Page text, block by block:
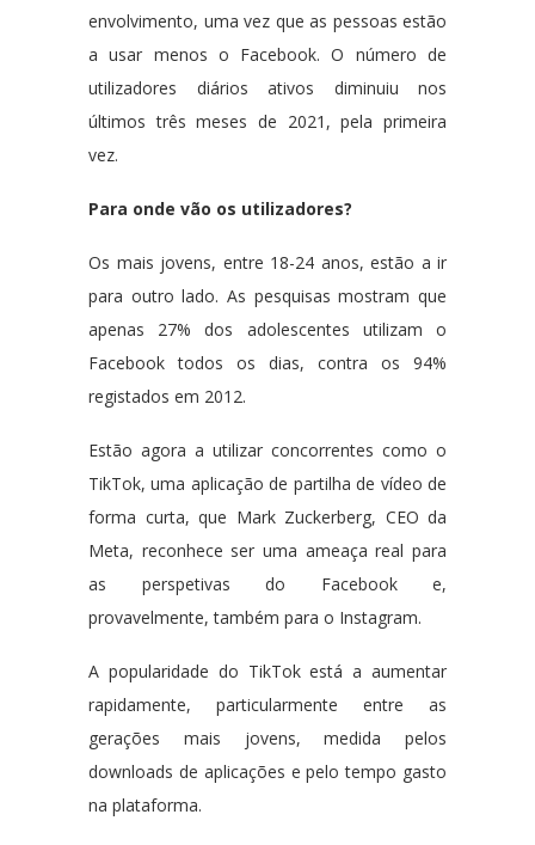
envolvimento, uma vez que as pessoas estão
a usar menos o Facebook. O número de
utilizadores diários ativos diminuiu nos
últimos três meses de 2021, pela primeira
vez.
Para onde vão os utilizadores?
Os mais jovens, entre 18-24 anos, estão a ir
para outro lado. As pesquisas mostram que
apenas 27% dos adolescentes utilizam o
Facebook todos os dias, contra os 94%
registados em 2012.
Estão agora a utilizar concorrentes como o
TikTok, uma aplicação de partilha de vídeo de
forma curta, que Mark Zuckerberg, CEO da
Meta, reconhece ser uma ameaça real para
as perspetivas do Facebook e,
provavelmente, também para o Instagram.
A popularidade do TikTok está a aumentar
rapidamente, particularmente entre as
gerações mais jovens, medida pelos
downloads de aplicações e pelo tempo gasto
na plataforma.